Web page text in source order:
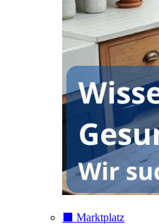
⬛️ Marktplatz